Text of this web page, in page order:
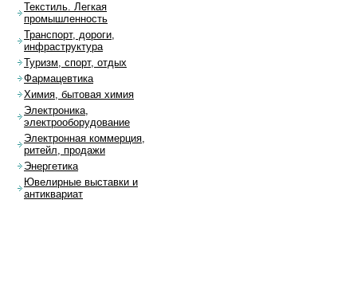
Текстиль. Легкая
промышленность
Транспорт, дороги,
инфраструктура
Туризм, спорт, отдых
Фармацевтика
Химия, бытовая химия
Электроника,
электрооборудование
Электронная коммерция,
ритейл, продажи
Энергетика
Ювелирные выставки и
антиквариат